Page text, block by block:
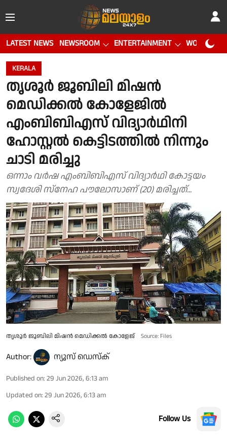
LATEST NEWS NEWSROOM ENTERTAINMENT WORLD CUP
KERALA
തൃശൂർ ജൂബിലി മിഷൻ
മെഡിക്കൽ കോളേജിൽ
എംബിബിഎസ് വിദ്യാർഥിനി
ഹോസ്റ്റൽ കെട്ടിടത്തിൽ നിന്നും
ചാടി മരിച്ചു
ഒന്നാം വർഷ എംബിബിഎസ് വിദ്യാർഥി കോട്ടയം
സ്വദേശി സ്നേഹ പൗലോസാണ് (20) മരിച്ചത്...
തൃശൂർ ജൂബിലി മിഷൻ മെഡിക്കൽ കോളേജ് Source: Files
Author: ന്യൂസ് ഡെസ്ക്
Published on: 29 Jun 2026, 6:13 am
Updated on: 29 Jun 2026, 6:13 am
Follow Us